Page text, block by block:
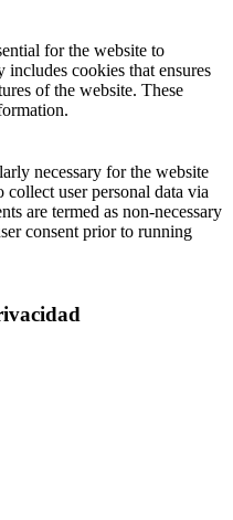
for the website to
cookies that ensures
of the website. These
necessary for the website
user personal data via
are termed as non-necessary
consent prior to running